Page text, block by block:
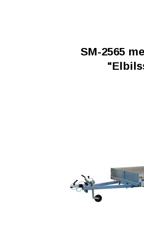
SM-2565